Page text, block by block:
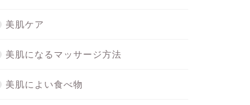
美肌ケア
美肌になるマッサージ方法
美肌によい食べ物